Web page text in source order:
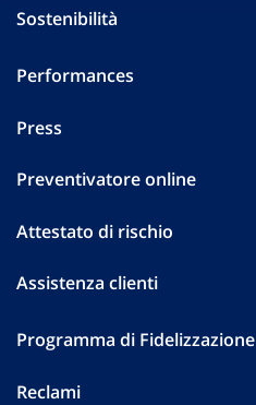
Sostenibilità
Performances
Press
Preventivatore online
Attestato di rischio
Assistenza clienti
Programma di Fidelizzazione
Reclami